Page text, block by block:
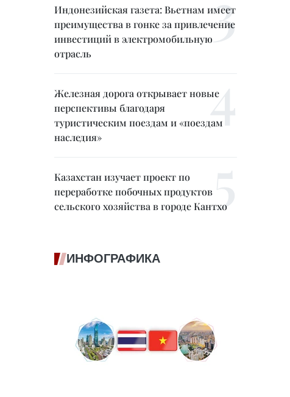
Индонезийская газета: Вьетнам имеет
преимущества в гонке за привлечение
инвестиций в электромобильную
отрасль
Железная дорога открывает новые
перспективы благодаря
туристическим поездам и «поездам
наследия»
Казахстан изучает проект по
переработке побочных продуктов
сельского хозяйства в городе Кантхо
ИНФОГРАФИКА